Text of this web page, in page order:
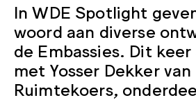
In WDE Spotlight
woord aan diverse
de Embassies. Dit
met Yosser Dekker van
Ruimtekoers,